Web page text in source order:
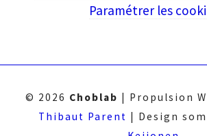
Paramétrer les
© 2026 Choblab | Propulsion
Thibaut Parent | Design